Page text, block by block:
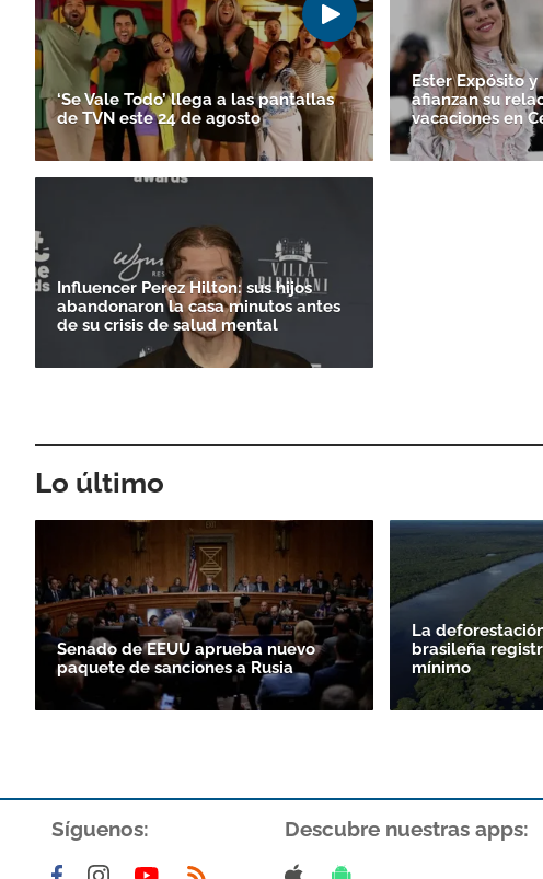
‘Se Vale Todo’ llega a las pantallas
de TVN este 24 de agosto
Ester Expósito
afianzan su
vacaciones en
Influencer Perez Hilton: sus hijos
abandonaron la casa minutos antes
de su crisis de salud mental
Lo último
Senado de EEUU aprueba nuevo
paquete de sanciones a Rusia
La
brasileña
mínimo
Síguenos: Descubre nuestras apps: